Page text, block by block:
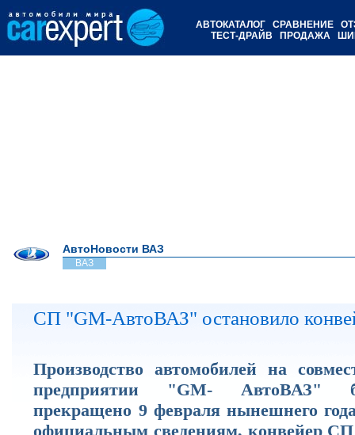
АВТОКАТАЛОГ СРАВНЕНИЕ
ТЕСТ-ДРАЙВ
ПРОДАЖА
АвтоНовости ВАЗ
ВАЗ
СП "GM-АвтоВАЗ" остановило
Производство автомобилей на
предприятии "GM- АвтоВАЗ"
прекращено 9 февраля нынешнего
официальным сведениям, конвейер